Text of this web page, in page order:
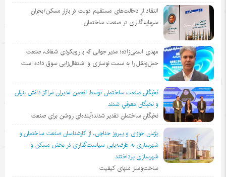
انتقاد از دخالت‌های مستقیم دولت در بازار مسکن/بحران
سرمایه‌گذاری در صنعت ساختمان
مهدی اسمی‌زاده؛ مدیر جوانی که با رویکردی شفاف، صنعت
حمل‌ونقل را به سمت نوسازی و اشتغال‌زایی سوق داده است
نخبگان صنعت ساختمان توسط انجمن مديران مراكز دانش بنيان
و نخبگان معرفي شدند
نخبگان ساختمان تقدیر شدند؛آینده‌ای روشن برای صنعت
پژمان جوزی و پیروز حناچی، از کارشناسان صنعت ساختمان و
شهرسازی به عارضه‌یابی سیاست‌گذاری در بخش مسکن و
شهرسازی پرداختند
ساخت‌وساز منهای کیفیت